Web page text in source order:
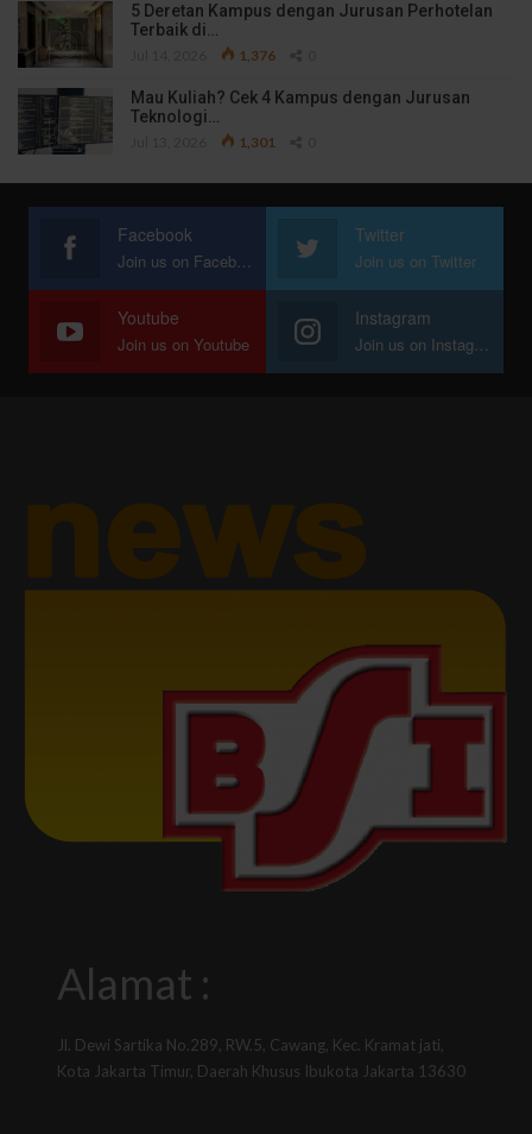
5 Deretan Kampus dengan Jurusan Perhotelan
Terbaik di…
1,376
Mau Kuliah? Cek 4 Kampus dengan Jurusan
Teknologi…
1,301
Facebook
Join us on Facebook
Twitter
Join us on Twitter
Youtube
Join us on Youtube
Instagram
Join us on Instagram
Alamat :
Jl. Dewi Sartika No.289, RW.5, Cawang, Kec. Kramat jati,
Kota Jakarta Timur, Daerah Khusus Ibukota Jakarta 13630